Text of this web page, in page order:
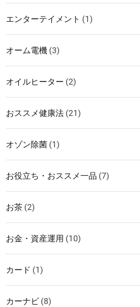
エンターテイメント (1)
オーム電機 (3)
オイルヒーター (2)
おススメ健康法 (21)
オゾン除菌 (1)
お役立ち・おススメ一品 (7)
お茶 (2)
お金・資産運用 (10)
カード (1)
カーナビ (8)